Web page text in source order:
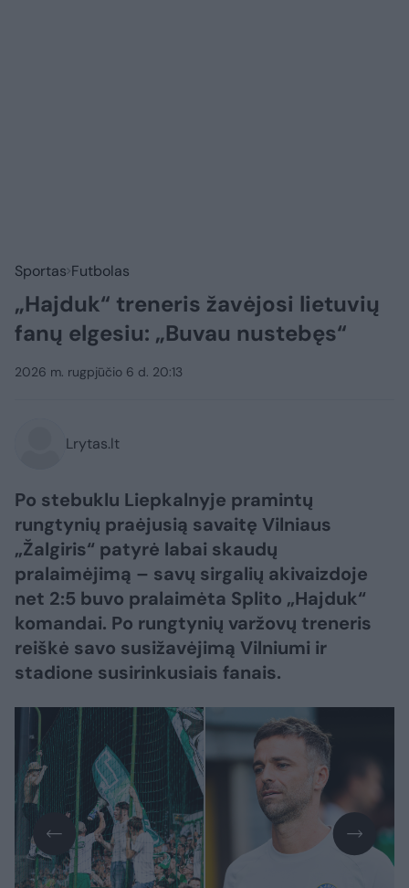
Sportas Futbolas
„Hajduk“ treneris žavėjosi lietuvių
fanų elgesiu: „Buvau nustebęs“
2026 m. rugpjūčio 6 d. 20:13
Lrytas.lt
Po stebuklu Liepkalnyje pramintų
rungtynių praėjusią savaitę Vilniaus
„Žalgiris“ patyrė labai skaudų
pralaimėjimą – savų sirgalių akivaizdoje
net 2:5 buvo pralaimėta Splito „Hajduk“
komandai. Po rungtynių varžovų treneris
reiškė savo susižavėjimą Vilniumi ir
stadione susirinkusiais fanais.